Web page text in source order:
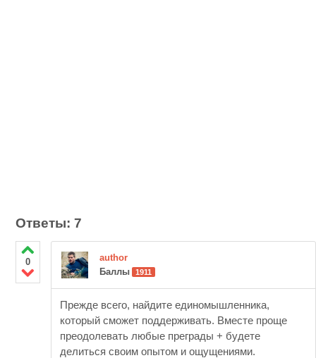
Ответы: 7
0
author
Баллы
1911
Прежде всего, найдите единомышленника,
который сможет поддерживать. Вместе проще
преодолевать любые преграды + будете
делиться своим опытом и ощущениями.